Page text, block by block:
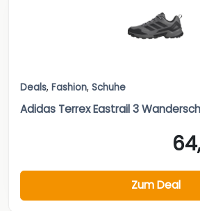
Deals, Fashion, Schuhe
Adidas Terrex Eastrail 3
Zum Deal